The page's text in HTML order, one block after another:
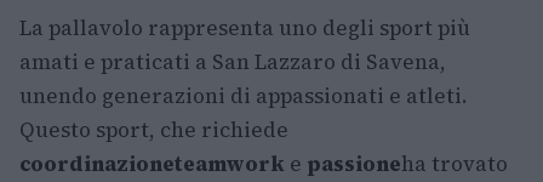
La pallavolo rappresenta uno degli sport più
amati e praticati a San Lazzaro di Savena,
unendo generazioni di appassionati e atleti.
Questo sport, che richiede
coordinazioneteamwork e passioneha trovato